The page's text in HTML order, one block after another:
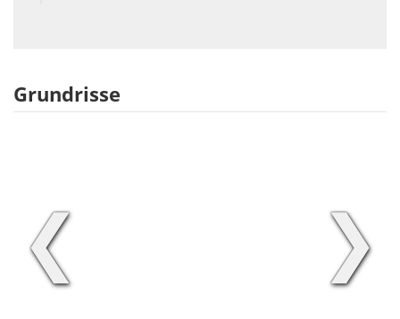
Grundrisse
❮ ❯